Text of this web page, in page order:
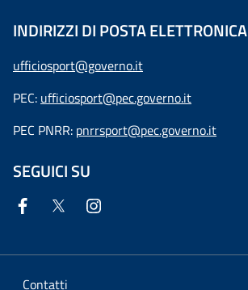
INDIRIZZI DI POSTA ELETTRONICA
ufficiosport@governo.it
PEC: ufficiosport@pec.governo.it
PEC PNRR: pnrrsport@pec.governo.it
SEGUICI SU
Contatti